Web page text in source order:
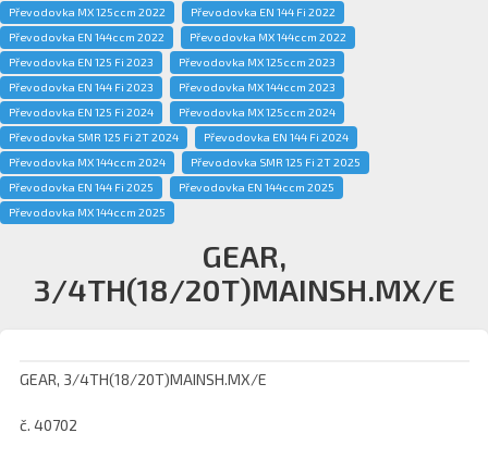
Převodovka MX 125ccm 2022
Převodovka EN 144 Fi 2022
Převodovka EN 144ccm 2022
Převodovka MX 144ccm 2022
Převodovka EN 125 Fi 2023
Převodovka MX 125ccm 2023
Převodovka EN 144 Fi 2023
Převodovka MX 144ccm 2023
Převodovka EN 125 Fi 2024
Převodovka MX 125ccm 2024
Převodovka SMR 125 Fi 2T 2024
Převodovka EN 144 Fi 2024
Převodovka MX 144ccm 2024
Převodovka SMR 125 Fi 2T 2025
Převodovka EN 144 Fi 2025
Převodovka EN 144ccm 2025
Převodovka MX 144ccm 2025
GEAR,
3/4TH(18/20T)MAINSH.MX/E
GEAR, 3/4TH(18/20T)MAINSH.MX/E
č. 40702